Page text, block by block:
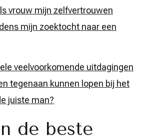
vrouw mijn zelfvertrouwen
mijn zoektocht naar een
veelvoorkomende uitdagingen
tegenaan kunnen lopen bij het
juiste man?
de beste